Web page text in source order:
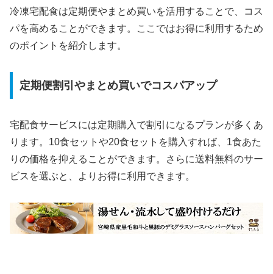
冷凍宅配食は定期便やまとめ買いを活用することで、コス
パを高めることができます。ここではお得に利用するため
のポイントを紹介します。
定期便割引やまとめ買いでコスパアップ
宅配食サービスには定期購入で割引になるプランが多くあ
ります。10食セットや20食セットを購入すれば、1食あた
りの価格を抑えることができます。さらに送料無料のサー
ビスを選ぶと、よりお得に利用できます。